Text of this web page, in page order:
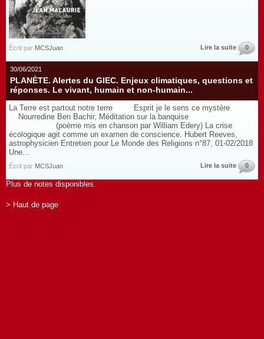
Écrit par MCSJuan Lire la suite 0
30/06/2021
PLANÈTE. Alertes du GIEC. Enjeux climatiques, questions et
réponses. Le vivant, humain et non-humain...
La Terre est partout notre terre Esprit je le sens ce mystère
Nourredine Ben Bachir, Méditation sur la banquise
(poème mis en chanson par William Edery) La crise
écologique agit comme un examen de conscience. Hubert Reeves,
astrophysicien Entretien pour Le Monde des Religions n°87, 01-02/2018
Une...
Écrit par MCSJuan Lire la suite 0
Plus de notes disponibles.
> Haut de page